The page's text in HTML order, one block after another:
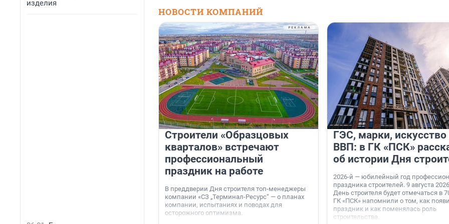
изделия
НОВОСТИ КОМПАНИЙ
Строители «Образцовых
кварталов» встречают
профессиональный
праздник на работе
В преддверии Дня строителя топ-менеджеры
компании «СЗ „Терминал-Ресурс“ — о планах
компании, испытаниях и поводах для
осторожного оптимизма.
ГЭС, марки, искусство
ВВП: в ГК «ПСК»
об истории Дня
2026-й — юбилейный год
праздника строителей. 9 августа
День строителя будет отмечаться в
ГК «ПСК» напомнили о том, как
праздник и как поменялась роль
строительства.